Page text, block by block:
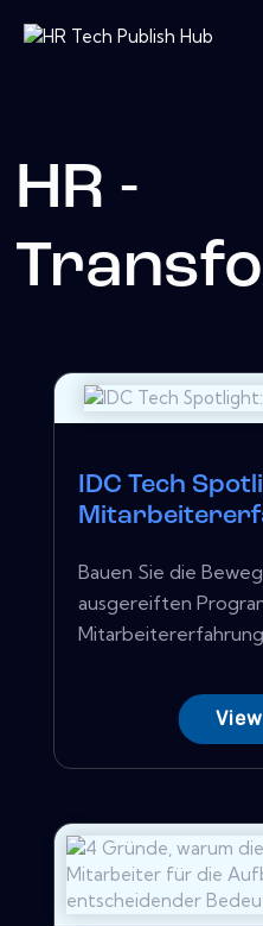
HR -
IDC Tech
Bauen Sie die
ausgereiften
Mitarbeitererfahrung